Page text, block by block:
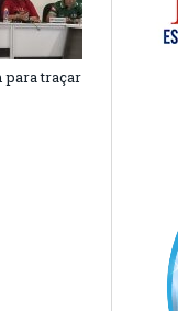
para traçar